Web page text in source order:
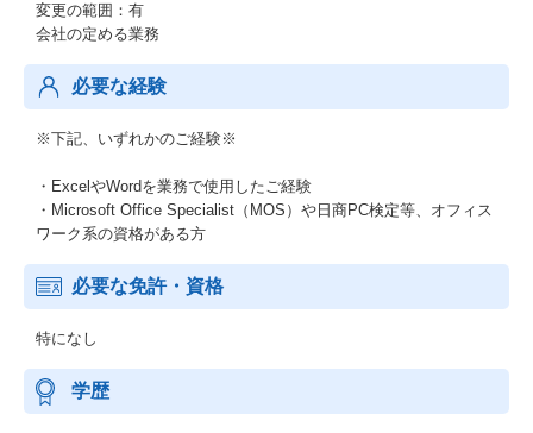
変更の範囲：有
会社の定める業務
必要な経験
※下記、いずれかのご経験※
・ExcelやWordを業務で使用したご経験
・Microsoft Office Specialist（MOS）や日商PC検定等、オフィス
ワーク系の資格がある方
必要な免許・資格
特になし
学歴